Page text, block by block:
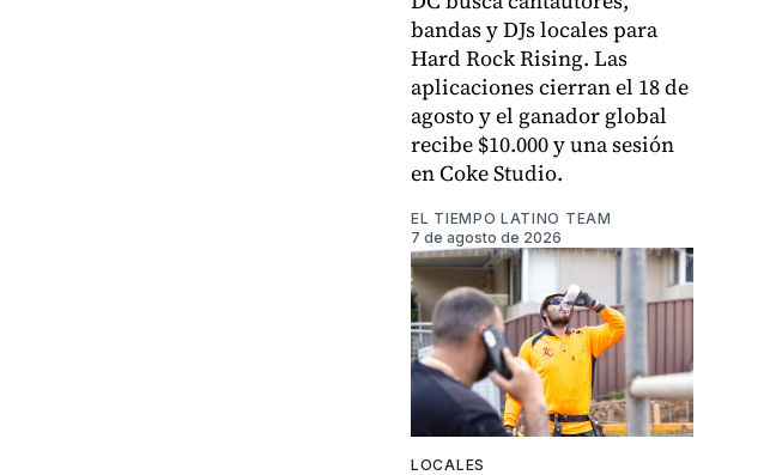
bandas y DJs locales para
Hard Rock Rising. Las
aplicaciones cierran el 18 de
agosto y el ganador global
recibe $10.000 y una sesión
en Coke Studio.
EL TIEMPO LATINO TEAM
7 de agosto de 2026
LOCALES